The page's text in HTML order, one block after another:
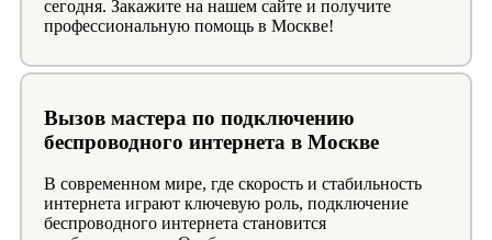
сегодня. Закажите на нашем сайте и получите
профессиональную помощь в Москве!
Вызов мастера по подключению
беспроводного интернета в Москве
В современном мире, где скорость и стабильность
интернета играют ключевую роль, подключение
беспроводного интернета становится